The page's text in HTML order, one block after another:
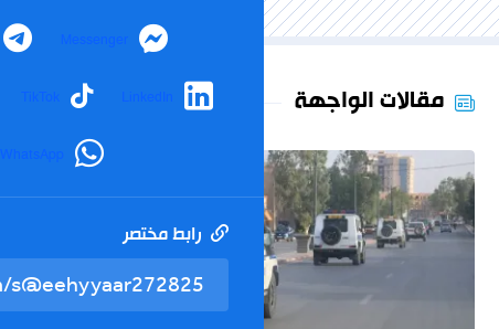
Messenger
LinkedIn
TikTok
WhatsApp
رابط مختصر
مقالات الواجهة